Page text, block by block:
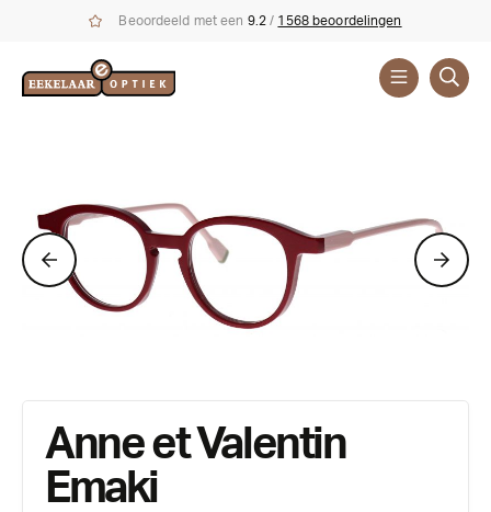
Beoordeeld met een 9.2 / 1568 beoordelingen
Anne et
Valentin
Anne et Valentin
Emaki